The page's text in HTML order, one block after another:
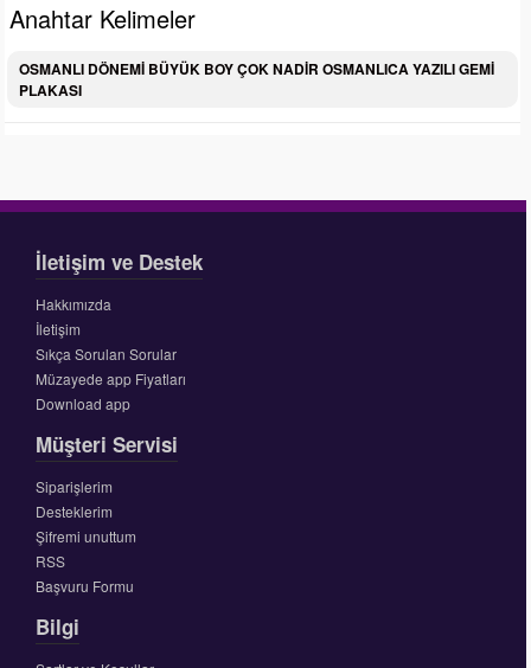
Anahtar Kelimeler
OSMANLI DÖNEMİ BÜYÜK BOY ÇOK NADİR OSMANLICA YAZILI GEMİ
PLAKASI
İletişim ve Destek
Hakkımızda
İletişim
Sıkça Sorulan Sorular
Müzayede app Fiyatları
Download app
Müşteri Servisi
Siparişlerim
Desteklerim
Şifremi unuttum
RSS
Başvuru Formu
Bilgi